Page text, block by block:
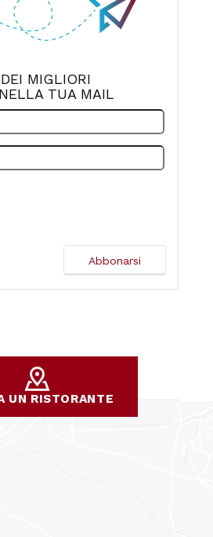
DEI MIGLIORI
TUA MAIL
UN RISTORANTE